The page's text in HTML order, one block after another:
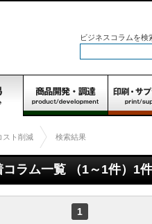
ビジネスコラムを検
スト削減 検索結果
ラム一覧 （1～1件）1件
1